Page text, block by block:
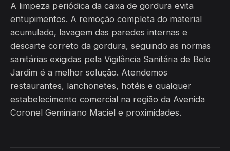
A limpeza periódica da caixa de gordura evita
entupimentos. A remoção completa do material
acumulado, lavagem das paredes internas e
descarte correto da gordura, seguindo as normas
sanitárias exigidas pela Vigilância Sanitária de Belo
Jardim é a melhor solução. Atendemos
restaurantes, lanchonetes, hotéis e qualquer
estabelecimento comercial na região da Avenida
Coronel Geminiano Maciel e proximidades.